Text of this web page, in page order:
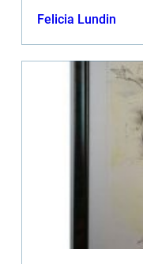
Felicia Lundin